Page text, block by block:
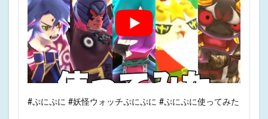
#ぷにぷに #妖怪ウォッチぷにぷに #ぷにぷに使ってみた